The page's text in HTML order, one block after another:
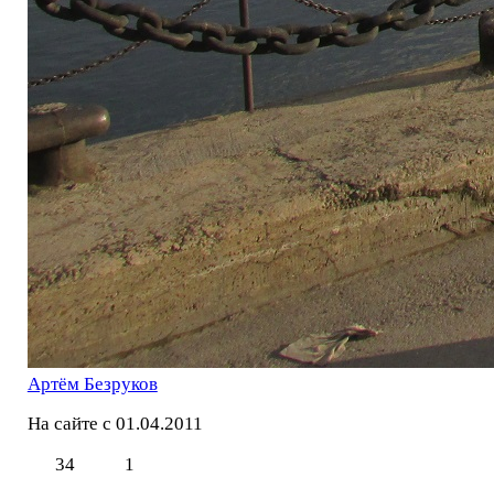
Артём Безруков
На сайте с 01.04.2011
34
1